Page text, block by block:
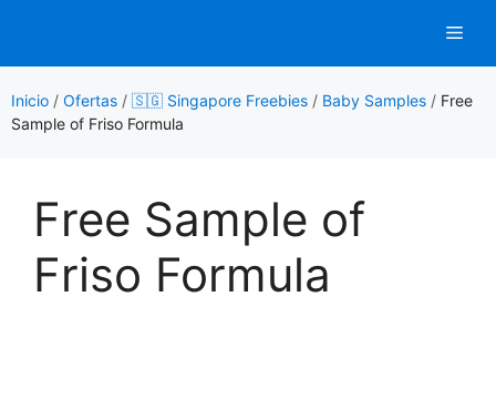
contenido
Inicio / Ofertas / 🇸🇬 Singapore Freebies / Baby Samples / Free
Sample of Friso Formula
Free Sample of
Friso Formula